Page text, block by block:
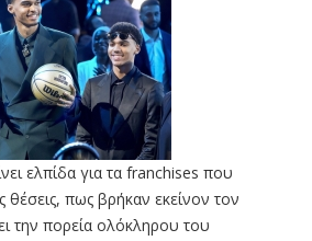
ελπίδα για τα franchises που
θέσεις, πως βρήκαν εκείνον τον
την πορεία ολόκληρου του